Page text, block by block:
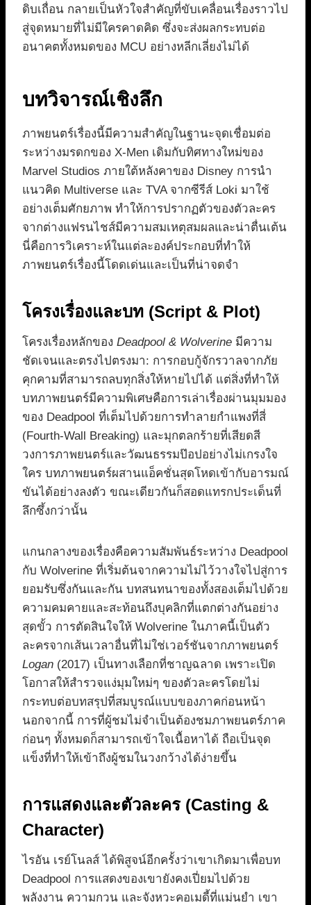
ดิบเถื่อน กลายเป็นหัวใจสำคัญที่ขับเคลื่อนเรื่องราวไป
สู่จุดหมายที่ไม่มีใครคาดคิด ซึ่งจะส่งผลกระทบต่อ
อนาคตทั้งหมดของ MCU อย่างหลีกเลี่ยงไม่ได้
บทวิจารณ์เชิงลึก
ภาพยนตร์เรื่องนี้มีความสำคัญในฐานะจุดเชื่อมต่อ
ระหว่างมรดกของ X-Men เดิมกับทิศทางใหม่ของ
Marvel Studios ภายใต้หลังคาของ Disney การนำ
แนวคิด Multiverse และ TVA จากซีรีส์ Loki มาใช้
อย่างเต็มศักยภาพ ทำให้การปรากฏตัวของตัวละคร
จากต่างแฟรนไชส์มีความสมเหตุสมผลและน่าตื่นเต้น
นี่คือการวิเคราะห์ในแต่ละองค์ประกอบที่ทำให้
ภาพยนตร์เรื่องนี้โดดเด่นและเป็นที่น่าจดจำ
โครงเรื่องและบท (Script & Plot)
โครงเรื่องหลักของ Deadpool & Wolverine มีความ
ชัดเจนและตรงไปตรงมา: การกอบกู้จักรวาลจากภัย
คุกคามที่สามารถลบทุกสิ่งให้หายไปได้ แต่สิ่งที่ทำให้
บทภาพยนตร์มีความพิเศษคือการเล่าเรื่องผ่านมุมมอง
ของ Deadpool ที่เต็มไปด้วยการทำลายกำแพงที่สี่
(Fourth-Wall Breaking) และมุกตลกร้ายที่เสียดสี
วงการภาพยนตร์และวัฒนธรรมป๊อปอย่างไม่เกรงใจ
ใคร บทภาพยนตร์ผสานแอ็คชั่นสุดโหดเข้ากับอารมณ์
ขันได้อย่างลงตัว ขณะเดียวกันก็สอดแทรกประเด็นที่
ลึกซึ้งกว่านั้น
แกนกลางของเรื่องคือความสัมพันธ์ระหว่าง Deadpool
กับ Wolverine ที่เริ่มต้นจากความไม่ไว้วางใจไปสู่การ
ยอมรับซึ่งกันและกัน บทสนทนาของทั้งสองเต็มไปด้วย
ความคมคายและสะท้อนถึงบุคลิกที่แตกต่างกันอย่าง
สุดขั้ว การตัดสินใจให้ Wolverine ในภาคนี้เป็นตัว
ละครจากเส้นเวลาอื่นที่ไม่ใช่เวอร์ชันจากภาพยนตร์
Logan (2017) เป็นทางเลือกที่ชาญฉลาด เพราะเปิด
โอกาสให้สำรวจแง่มุมใหม่ๆ ของตัวละครโดยไม่
กระทบต่อบทสรุปที่สมบูรณ์แบบของภาคก่อนหน้า
นอกจากนี้ การที่ผู้ชมไม่จำเป็นต้องชมภาพยนตร์ภาค
ก่อนๆ ทั้งหมดก็สามารถเข้าใจเนื้อหาได้ ถือเป็นจุด
แข็งที่ทำให้เข้าถึงผู้ชมในวงกว้างได้ง่ายขึ้น
การแสดงและตัวละคร (Casting &
Character)
ไรอัน เรย์โนลส์ ได้พิสูจน์อีกครั้งว่าเขาเกิดมาเพื่อบท
Deadpool การแสดงของเขายังคงเปี่ยมไปด้วย
พลังงาน ความกวน และจังหวะคอเมดี้ที่แม่นยำ เขา